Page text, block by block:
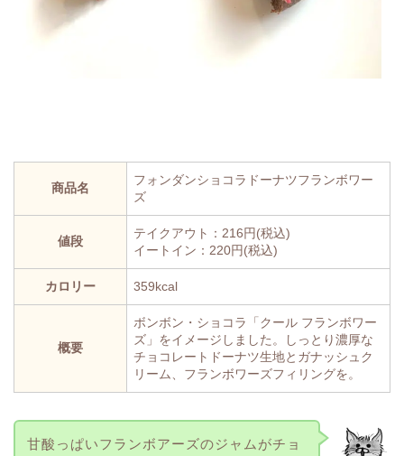
商品名
フォンダンショコラドーナツフランボワー
ズ
値段
テイクアウト：216円(税込)
イートイン：220円(税込)
カロリー 359kcal
概要
ボンボン・ショコラ「クール フランボワー
ズ」をイメージしました。しっとり濃厚な
チョコレートドーナツ生地とガナッシュク
リーム、フランボワーズフィリングを。
甘酸っぱいフランボアーズのジャムがチョ